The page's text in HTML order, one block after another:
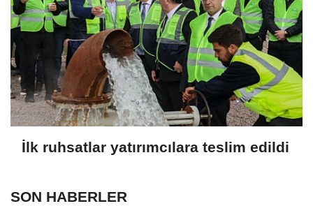
İlk ruhsatlar yatırımcılara teslim edildi
SON HABERLER